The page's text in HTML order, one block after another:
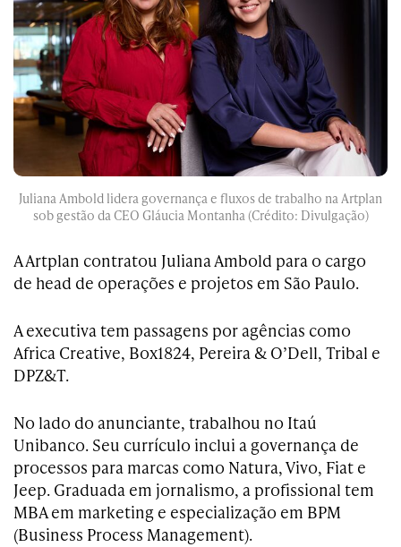
Juliana Ambold lidera governança e fluxos de trabalho na Artplan
sob gestão da CEO Gláucia Montanha (Crédito: Divulgação)
A Artplan contratou Juliana Ambold para o cargo
de head de operações e projetos em São Paulo.
A executiva tem passagens por agências como
Africa Creative, Box1824, Pereira & O’Dell, Tribal e
DPZ&T.
No lado do anunciante, trabalhou no Itaú
Unibanco. Seu currículo inclui a governança de
processos para marcas como Natura, Vivo, Fiat e
Jeep. Graduada em jornalismo, a profissional tem
MBA em marketing e especialização em BPM
(Business Process Management).